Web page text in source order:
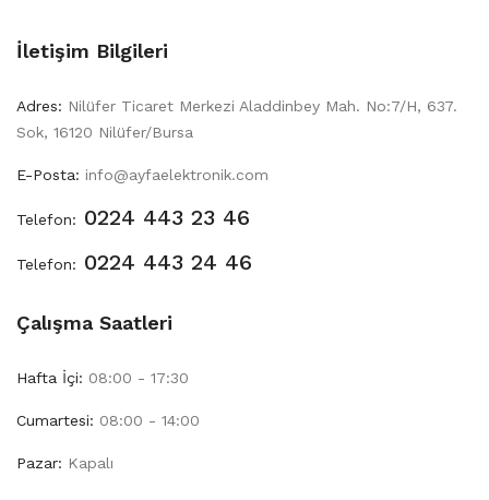
İletişim Bilgileri
Adres: Nilüfer Ticaret Merkezi Aladdinbey Mah. No:7/H, 637.
Sok, 16120 Nilüfer/Bursa
E-Posta: info@ayfaelektronik.com
Telefon: 0224 443 23 46
Telefon: 0224 443 24 46
Çalışma Saatleri
Hafta İçi: 08:00 - 17:30
Cumartesi: 08:00 - 14:00
Pazar: Kapalı